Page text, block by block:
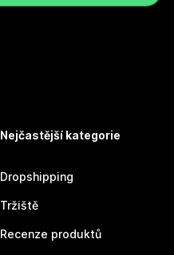
Nejčastější kategorie
Dropshipping
Tržiště
Recenze produktů